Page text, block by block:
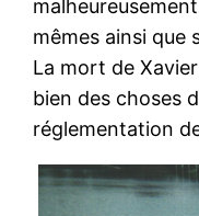
mêmes ainsi
La mort de
bien des choses
réglementation